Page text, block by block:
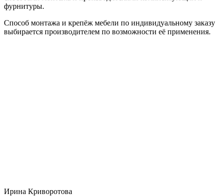
фурнитуры.
Способ монтажа и крепёж мебели по индивидуальному заказу
выбирается производителем по возможности её применения.
Ирина Криворотова